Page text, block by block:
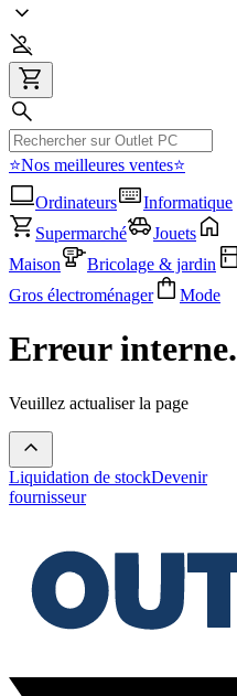
⭐Nos meilleures ventes⭐
Ordinateurs
Informatique
Supermarché
Jouets
Maison
Bricolage & jardin
Gros électroménager
Mode
Erreur interne.
Veuillez actualiser la page
Liquidation de stockDevenir
fournisseur